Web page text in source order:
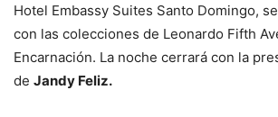
Hotel Embassy Suites Santo Domingo,
con las colecciones de Leonardo Fifth
Encarnación. La noche cerrará con la
de Jandy Feliz.